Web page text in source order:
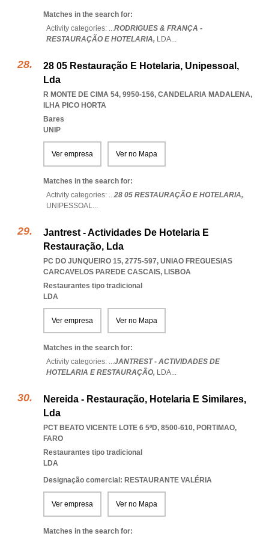
Matches in the search for:
Activity categories: ...RODRIGUES & FRANÇA -
RESTAURAÇÃO E HOTELARIA, LDA...
28 05 Restauração E Hotelaria, Unipessoal,
Lda
R MONTE DE CIMA 54, 9950-156, CANDELARIA MADALENA,
ILHA PICO HORTA
Bares
UNIP
Ver empresa Ver no Mapa
Matches in the search for:
Activity categories: ...28 05 RESTAURAÇÃO E HOTELARIA,
UNIPESSOAL...
Jantrest - Actividades De Hotelaria E
Restauração, Lda
PC DO JUNQUEIRO 15, 2775-597, UNIAO FREGUESIAS
CARCAVELOS PAREDE CASCAIS, LISBOA
Restaurantes tipo tradicional
LDA
Ver empresa Ver no Mapa
Matches in the search for:
Activity categories: ...JANTREST - ACTIVIDADES DE
HOTELARIA E RESTAURAÇÃO, LDA...
Nereida - Restauração, Hotelaria E Similares,
Lda
PCT BEATO VICENTE LOTE 6 5ºD, 8500-610, PORTIMAO,
FARO
Restaurantes tipo tradicional
LDA
Designação comercial: RESTAURANTE VALÉRIA
Ver empresa Ver no Mapa
Matches in the search for: